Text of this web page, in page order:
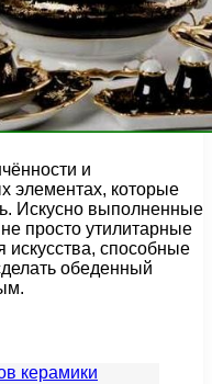
и
элементах, которые
Искусно выполненные
просто утилитарные
способные
обеденный
керамики